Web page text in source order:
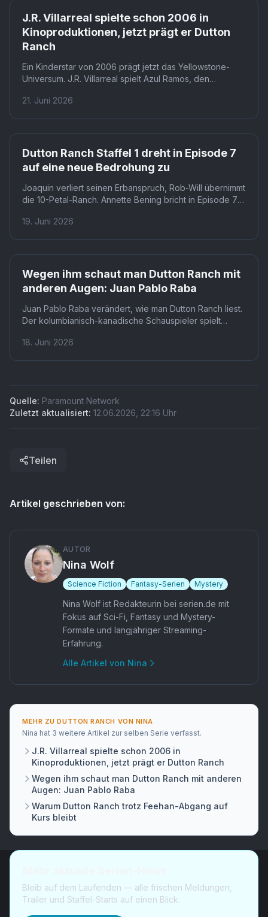
J.R. Villarreal spielte schon 2006 in
Kinoproduktionen, jetzt prägt er Dutton
Ranch
Ein Kinderstar von 2006 prägt jetzt das Yellowstone-
Universum. J.R. Villarreal spielt Azul Ramos, den
bei Paramount+. Wer ihn als Javier aus 'Akeelah and the
21. Juni 2026
Dutton Ranch Staffel 1 dreht in Episode 7
auf eine neue Bedrohung zu
Joaquin verliert seinen Erbanspruch, Rob-Will übernimmt
die 10-Petal-Ranch. Annette Bening bricht in Episode 7
an Joaquin. Wer Mariano ist und warum Beulah ihn nie
19. Juni 2026
Wegen ihm schaut man Dutton Ranch mit
anderen Augen: Juan Pablo Raba
Juan Pablo Raba verändert, wie man Dutton Ranch liest.
Der kolumbianisch-kanadische Schauspieler spielt
leiblichen Sohn der mächtigsten Rancherfamilie der
18. Juni 2026
Quelle: Paramount Network
Zuletzt aktualisiert: 12.06.2026 22:16 Uhr
Teilen
Artikel geschrieben von:
AUTOR
Nina Wolf
Science Fiction Fantasy-Serien Mystery
Nina Wolf ist Redakteurin bei serien.de mit
Fokus auf Sci-Fi, Fantasy und Mystery-
Formate und langjähriger Streaming-
Erfahrung.
Alle Artikel von Nina
MEHR ZUDUTTON RANCH VON NINA
Nina hat 3 weitere Artikel zur selben Serie verfasst.
J.R. Villarreal spielte schon 2006 in
Kinoproduktionen, jetzt prägt er Dutton Ranch
Wegen ihm schaut man Dutton Ranch mit anderen
Augen: Juan Pablo Raba
Warum Dutton Ranch trotz Feehan-Abgang auf
Kurs bleibt
Bleib auf dem Laufenden — alle frischen Meldungen,
Trailer und Staffel-Starts auf einen Blick.